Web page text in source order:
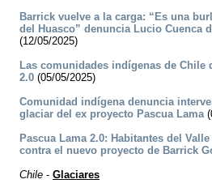
Barrick vuelve a la carga: “Es una
del Huasco” denuncia Lucio Cuenca
(12/05/2025)
Las comunidades indígenas de Chile
2.0 (05/05/2025)
Comunidad indígena denuncia
glaciar del ex proyecto Pascua Lama
Pascua Lama 2.0: Habitantes del
contra el nuevo proyecto de Barrick
Chile - Glaciares